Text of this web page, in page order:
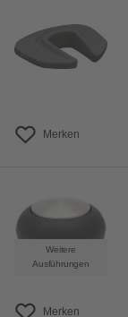
Merken
Weitere
Ausführungen
Merken